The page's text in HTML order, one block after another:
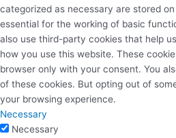
categorized as necessary are stored
essential for the working of basic
also use third-party cookies that help
how you use this website. These
browser only with your consent. You
of these cookies. But opting out of
your browsing experience.
Necessary
Necessary